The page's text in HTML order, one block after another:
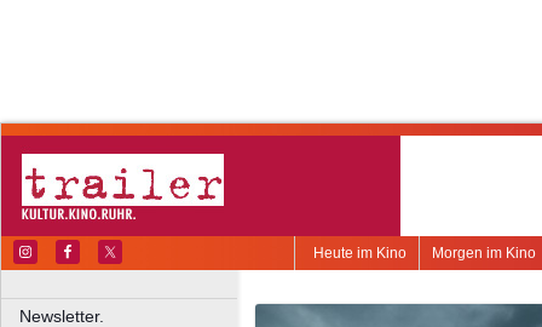
Morgen im Kino
Heute im Kino
Newsletter.